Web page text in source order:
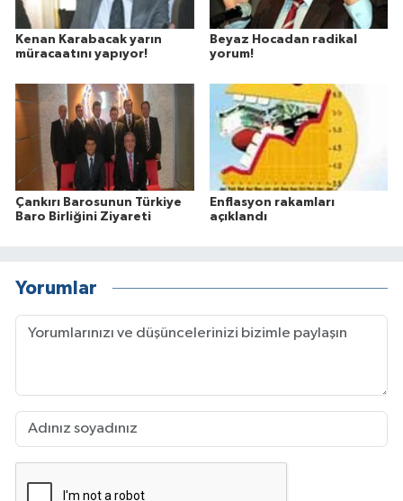
Kenan Karabacak yarın
müracaatını yapıyor!
Beyaz Hocadan radikal
yorum!
Çankırı Barosunun Türkiye
Baro Birliğini Ziyareti
Enflasyon rakamları
açıklandı
Yorumlar